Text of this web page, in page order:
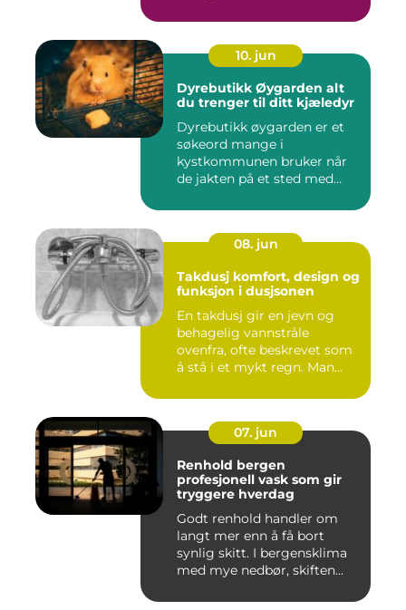
10. jun
Dyrebutikk Øygarden alt
du trenger til ditt kjæledyr
Dyrebutikk øygarden er et
søkeord mange i
kystkommunen bruker når
de jakten på et sted med
08. jun
Takdusj komfort, design og
funksjon i dusjsonen
En takdusj gir en jevn og
behagelig vannstråle
ovenfra, ofte beskrevet som
å stå i et mykt regn. Man...
07. jun
Renhold bergen
profesjonell vask som gir
tryggere hverdag
Godt renhold handler om
langt mer enn å få bort
synlig skitt. I bergensklima
med mye nedbør, skiften...